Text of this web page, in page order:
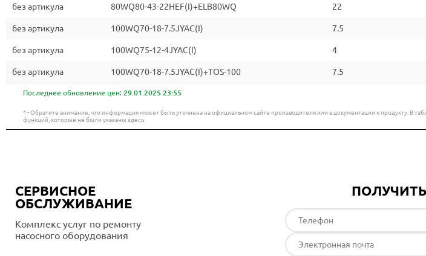
без артикула 80WQ80-43-22HEF(I)+ELB80WQ 22
без артикула 100WQ70-18-7.5JYAC(I) 7.5
без артикула 100WQ75-12-4JYAC(I) 4
без артикула 100WQ70-18-7.5JYAC(I)+TOS-100 7.5
Последнее обновление цен: 29.01.2025 23:55
* - Обратите внимание, что информация может быть уточнена на официальном сайте производителя или в документации к продукту. В
функций, которые не были указаны здесь
СЕРВИСНОЕ
ОБСЛУЖИВАНИЕ
Комплекс услуг по ремонту
насосного оборудования